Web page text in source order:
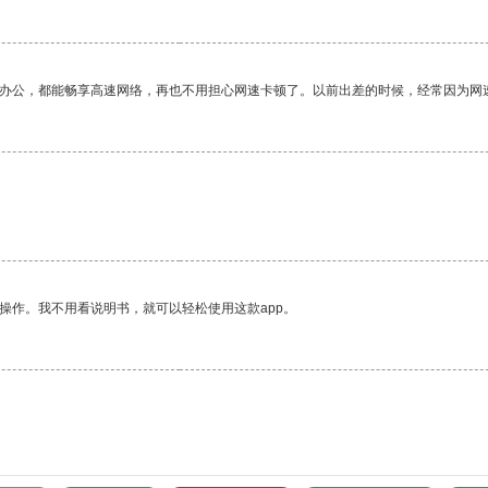
，都能畅享高速网络，再也不用担心网速卡顿了。以前出差的时候，经常因为
。我不用看说明书，就可以轻松使用这款app。